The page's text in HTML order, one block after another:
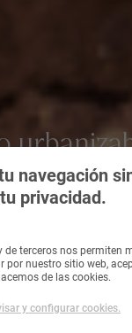
navegación
tu privacidad.
de terceros nos permiten
por nuestro sitio web,
de las cookies.
y configurar cookies.